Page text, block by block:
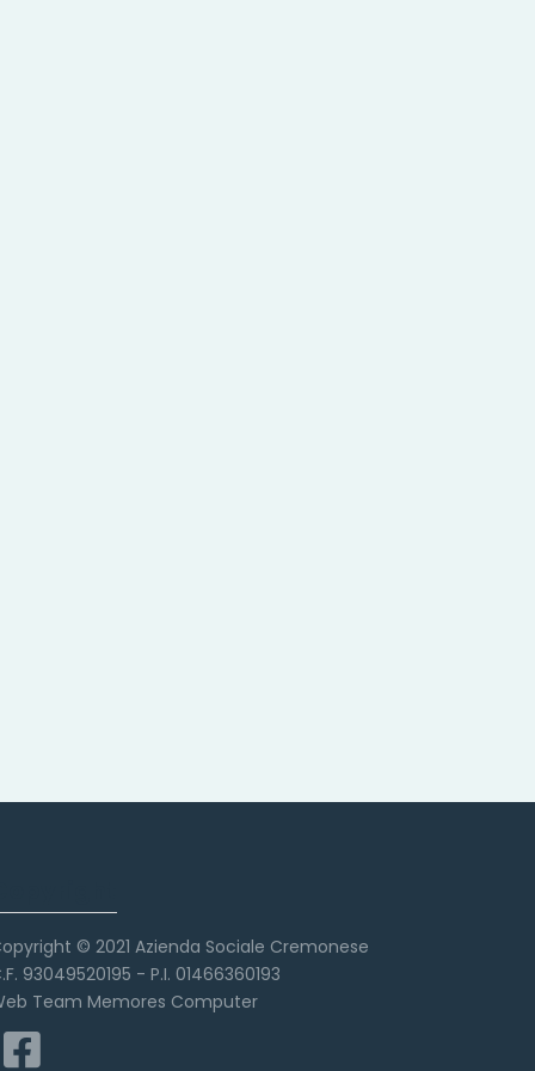
© 2021 Azienda Sociale Cremonese
93049520195 - P.I. 01466360193
Team Memores Computer